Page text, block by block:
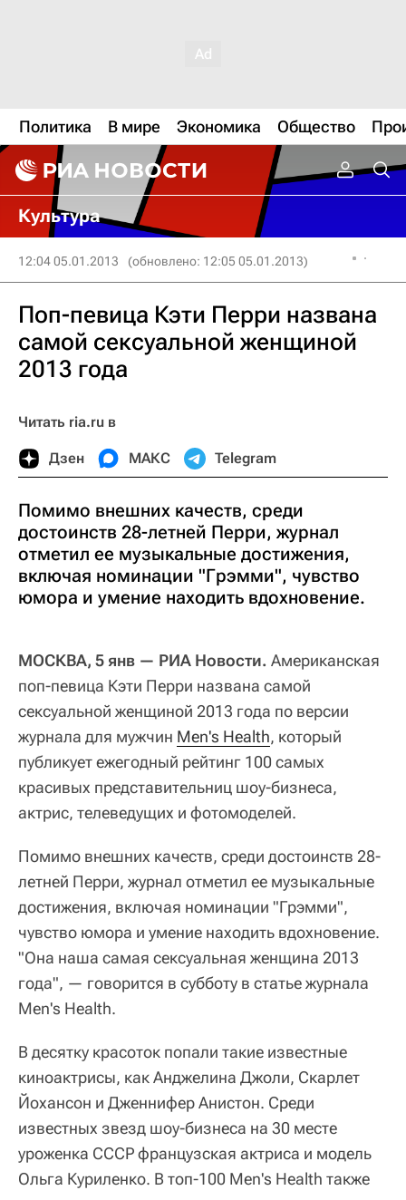
Политика В мире Экономика Общество
Культура
12:04 05.01.2013 (обновлено: 12:05 05.01.2013)
Поп-певица Кэти Перри названа
самой сексуальной женщиной
2013 года
Читать ria.ru в
Дзен МАКС Telegram
Помимо внешних качеств, среди
достоинств 28-летней Перри, журнал
отметил ее музыкальные достижения,
включая номинации "Грэмми", чувство
юмора и умение находить вдохновение.
МОСКВА, 5 янв — РИА Новости. Американская
поп-певица Кэти Перри названа самой
сексуальной женщиной 2013 года по версии
журнала для мужчин Men's Health, который
публикует ежегодный рейтинг 100 самых
красивых представительниц шоу-бизнеса,
актрис, телеведущих и фотомоделей.
Помимо внешних качеств, среди достоинств 28-
летней Перри, журнал отметил ее музыкальные
достижения, включая номинации "Грэмми",
чувство юмора и умение находить вдохновение.
"Она наша самая сексуальная женщина 2013
года", — говорится в субботу в статье журнала
Men's Health.
В десятку красоток попали такие известные
киноактрисы, как Анджелина Джоли, Скарлет
Йохансон и Дженнифер Анистон. Среди
известных звезд шоу-бизнеса на 30 месте
уроженка СССР французская актриса и модель
Ольга Куриленко. В топ-100 Men's Health также